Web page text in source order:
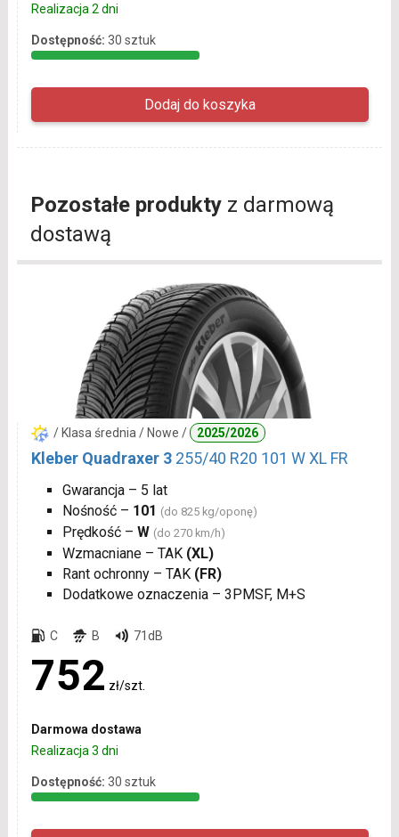
Realizacja 2 dni
Dostępność: 30 sztuk
Pozostałe produktyz darmową
dostawą
/ Klasa średnia / Nowe / 2025/2026
Kleber Quadraxer 3 255/40 R20 101 W XL FR
Gwarancja – 5 lat
Nośność – 101 (do 825 kg/oponę)
Prędkość – W (do 270 km/h)
Wzmacniane – TAK (XL)
Rant ochronny – TAK (FR)
Dodatkowe oznaczenia – 3PMSF, M+S
C B 71dB
752 zł/szt.
Darmowa dostawa
Realizacja 3 dni
Dostępność: 30 sztuk